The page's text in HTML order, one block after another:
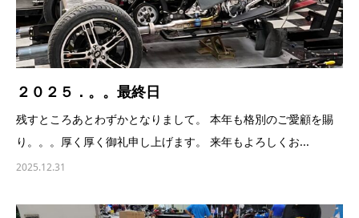
２０２５．。。最終日
残すところあとわずかとなりまして。 本年も格別のご愛顧を賜
り。。。厚く厚く御礼申し上げます。 来年もよろしくお...
2025.12.31